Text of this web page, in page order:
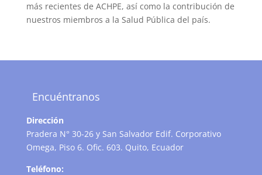
más recientes de ACHPE, así como la contribución de
nuestros miembros a la Salud Pública del país.
Encuéntranos
Dirección
Pradera N° 30-26 y San Salvador Edif. Corporativo
Omega, Piso 6. Ofic. 603. Quito, Ecuador
Teléfono: